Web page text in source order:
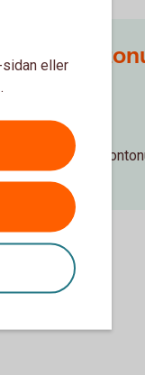
7 siffror i
eller
.